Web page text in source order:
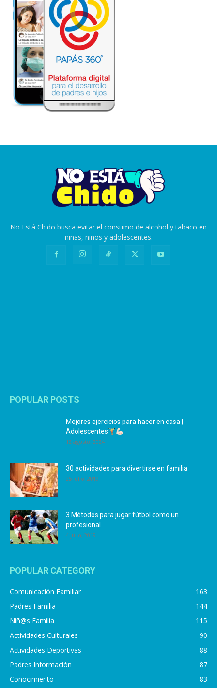
No Está Chido busca evitar el consumo de alcohol y tabaco en
niñas, niños y adolescentes.
POPULAR POSTS
Mejores ejercicios para hacer en casa |
Adolescentes
12 agosto, 2024
30 actividades para divertirse en familia
25 julio, 2019
3 Métodos para jugar fútbol como un
profesional
4 julio, 2019
POPULAR CATEGORY
Comunicación Familiar
163
Padres Familia
144
Niñ@s Familia
115
Actividades Culturales
90
Actividades Deportivas
88
Padres Información
87
Conocimiento
83